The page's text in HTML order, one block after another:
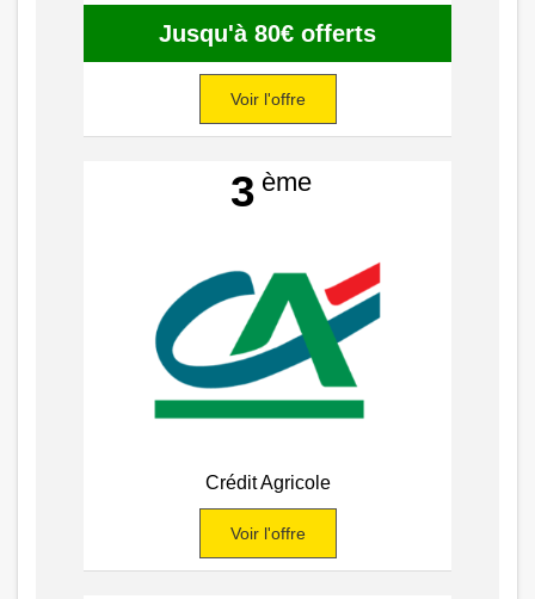
Jusqu'à 80€ offerts
Voir l'offre
3ème
Crédit Agricole
Voir l'offre